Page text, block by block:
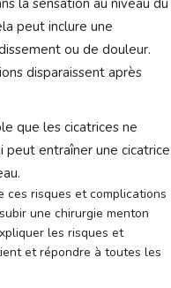
la sensation au niveau du
peut inclure une
ou de douleur.
disparaissent après
que les cicatrices ne
entraîner une cicatrice
risques et complications
une chirurgie menton
les risques et
et répondre à toutes les